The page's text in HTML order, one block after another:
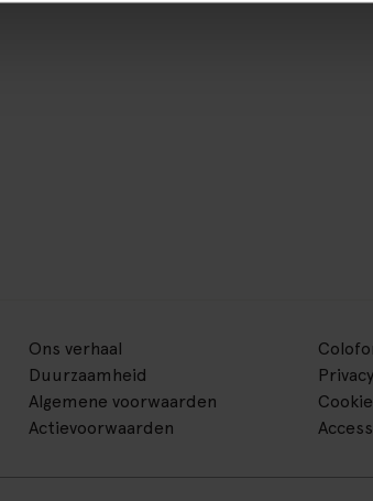
Ons verhaal
Duurzaamheid
Algemene voorwaarden
Actievoorwaarden